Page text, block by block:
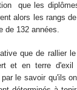
que les
alors les rangs
de 132 années.
que de rallier
et en terre d'exil
le savoir qu'ils